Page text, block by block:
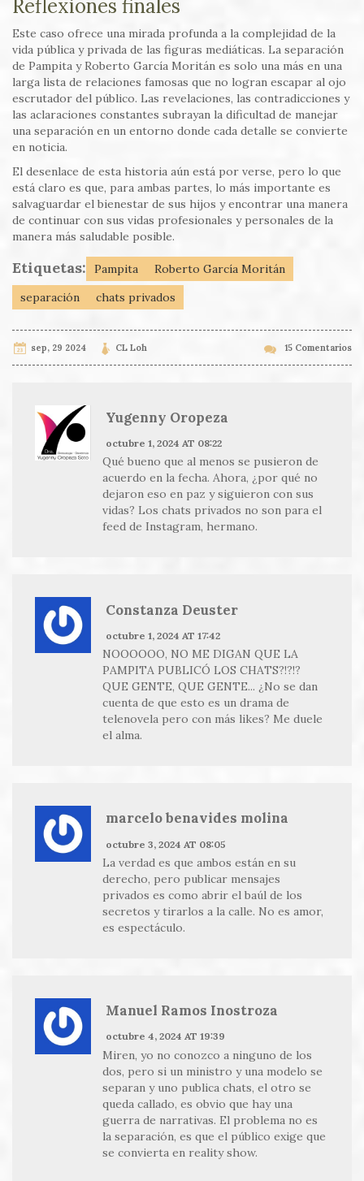
Reflexiones finales
Este caso ofrece una mirada profunda a la complejidad de la
vida pública y privada de las figuras mediáticas. La separación
de Pampita y Roberto García Moritán es solo una más en una
larga lista de relaciones famosas que no logran escapar al ojo
escrutador del público. Las revelaciones, las contradicciones y
las aclaraciones constantes subrayan la dificultad de manejar
una separación en un entorno donde cada detalle se convierte
en noticia.
El desenlace de esta historia aún está por verse, pero lo que
está claro es que, para ambas partes, lo más importante es
salvaguardar el bienestar de sus hijos y encontrar una manera
de continuar con sus vidas profesionales y personales de la
manera más saludable posible.
Etiquetas: Pampita
Roberto García Moritán
separación
chats privados
sep, 29 2024 CL Loh 15 Comentarios
Yugenny Oropeza
octubre 1, 2024 AT 08:22
Qué bueno que al menos se pusieron de
acuerdo en la fecha. Ahora, ¿por qué no
dejaron eso en paz y siguieron con sus
vidas? Los chats privados no son para el
feed de Instagram, hermano.
Constanza Deuster
octubre 1, 2024 AT 17:42
NOOOOOO, NO ME DIGAN QUE LA
PAMPITA PUBLICÓ LOS CHATS?!?!?
QUE GENTE, QUE GENTE... ¿No se dan
cuenta de que esto es un drama de
telenovela pero con más likes? Me duele
el alma.
marcelo benavides molina
octubre 3, 2024 AT 08:05
La verdad es que ambos están en su
derecho, pero publicar mensajes
privados es como abrir el baúl de los
secretos y tirarlos a la calle. No es amor,
es espectáculo.
Manuel Ramos Inostroza
octubre 4, 2024 AT 19:39
Miren, yo no conozco a ninguno de los
dos, pero si un ministro y una modelo se
separan y uno publica chats, el otro se
queda callado, es obvio que hay una
guerra de narrativas. El problema no es
la separación, es que el público exige que
se convierta en reality show.